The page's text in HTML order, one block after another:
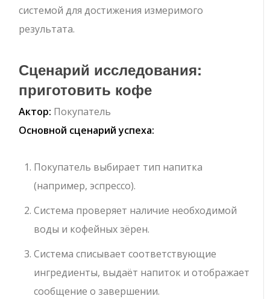
системой для достижения измеримого
результата.
Сценарий исследования:
приготовить кофе
Актор: Покупатель
Основной сценарий успеха:
Покупатель выбирает тип напитка
(например, эспрессо).
Система проверяет наличие необходимой
воды и кофейных зёрен.
Система списывает соответствующие
ингредиенты, выдаёт напиток и отображает
сообщение о завершении.